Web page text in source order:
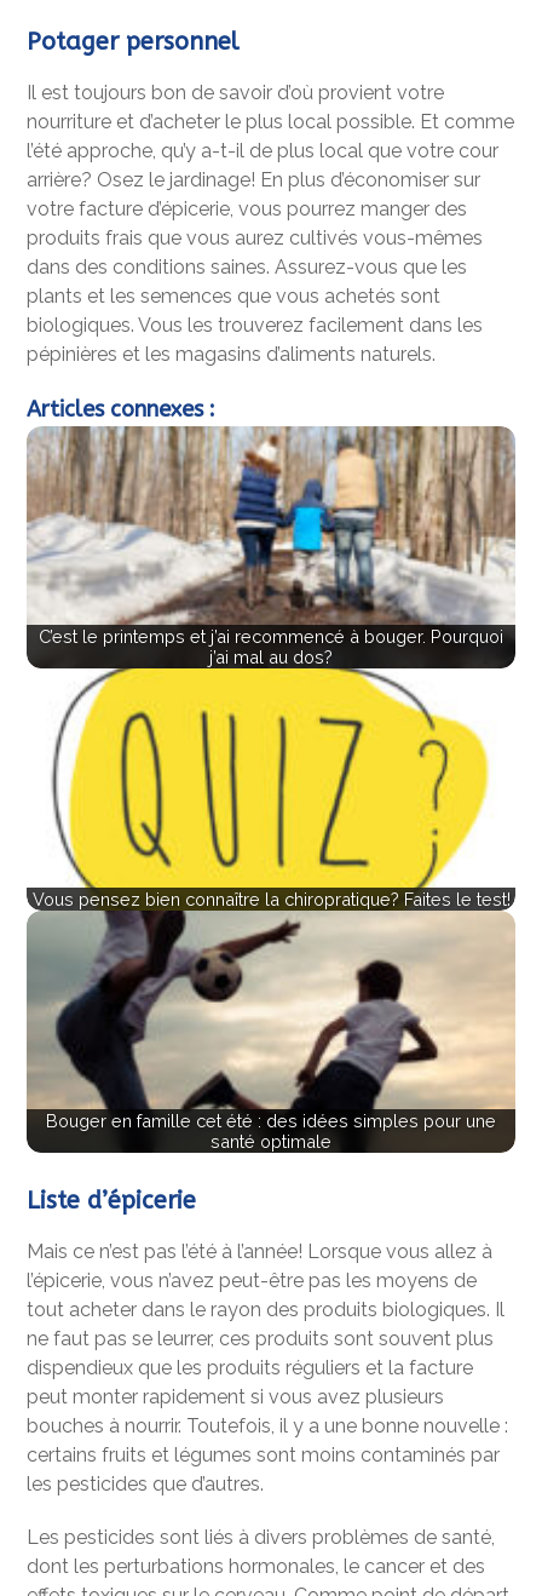
Potager personnel
Il est toujours bon de savoir d’où provient votre
nourriture et d’acheter le plus local possible. Et comme
l’été approche, qu’y a-t-il de plus local que votre cour
arrière? Osez le jardinage! En plus d’économiser sur
votre facture d’épicerie, vous pourrez manger des
produits frais que vous aurez cultivés vous-mêmes
dans des conditions saines. Assurez-vous que les
plants et les semences que vous achetés sont
biologiques. Vous les trouverez facilement dans les
pépinières et les magasins d’aliments naturels.
Articles connexes :
C’est le printemps et j’ai recommencé à bouger. Pourquoi
j’ai mal au dos?
Vous pensez bien connaître la chiropratique? Faites le test!
Bouger en famille cet été : des idées simples pour une
santé optimale
Liste d’épicerie
Mais ce n’est pas l’été à l’année! Lorsque vous allez à
l’épicerie, vous n’avez peut-être pas les moyens de
tout acheter dans le rayon des produits biologiques. Il
ne faut pas se leurrer, ces produits sont souvent plus
dispendieux que les produits réguliers et la facture
peut monter rapidement si vous avez plusieurs
bouches à nourrir. Toutefois, il y a une bonne nouvelle :
certains fruits et légumes sont moins contaminés par
les pesticides que d’autres.
Les pesticides sont liés à divers problèmes de santé,
dont les perturbations hormonales, le cancer et des